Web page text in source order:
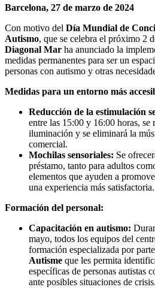
Barcelona, 27 de marzo de 2024
Con motivo del Día Mundial de
Autismo, que se celebra el próximo 2
Diagonal Mar ha anunciado la
medidas permanentes para ser un
personas con autismo y otras
Medidas para un entorno más
Reducción de la estimulación
entre las 15:00 y 16:00 horas, se
iluminación y se eliminará la
comercial.
Mochilas sensoriales: Se
préstamo, tanto para adultos
elementos que ayuden a
una experiencia más satisfactoria.
Formación del personal:
Capacitación en autismo:
mayo, todos los equipos del
formación especializada por
Autisme que les permita
específicas de personas autistas
ante posibles situaciones de crisis.